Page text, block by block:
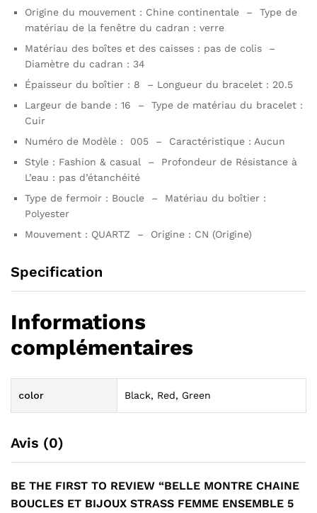
Origine du mouvement : Chine continentale – Type de
matériau de la fenêtre du cadran : verre
Matériau des boîtes et des caisses : pas de colis –
Diamètre du cadran : 34
Épaisseur du boîtier : 8 – Longueur du bracelet : 20.5
Largeur de bande : 16 – Type de matériau du bracelet :
Cuir
Numéro de Modèle : 005 – Caractéristique : Aucun
Style : Fashion & casual – Profondeur de Résistance à
L’eau : pas d’étanchéité
Type de fermoir : Boucle – Matériau du boîtier :
Polyester
Mouvement : QUARTZ – Origine : CN (Origine)
Specification
Informations
complémentaires
color Black, Red, Green
Avis (0)
BE THE FIRST TO REVIEW “BELLE MONTRE CHAINE
BOUCLES ET BIJOUX STRASS FEMME ENSEMBLE 5